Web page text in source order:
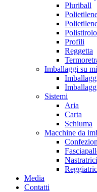
Pluriball
Profili
Reggetta
Imballaggi su
Sistemi
Aria
Carta
Schiuma
Macchine da
Nastratrici
Media
Contatti